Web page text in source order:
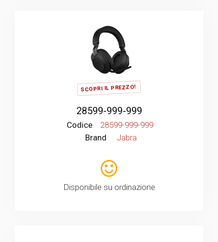
SCOPRI IL PREZZO!
28599-999-999
Codice
28599-999-999
Brand
Jabra
Disponibile su ordinazione